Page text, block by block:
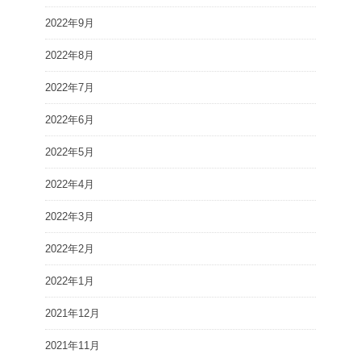
2022年9月
2022年8月
2022年7月
2022年6月
2022年5月
2022年4月
2022年3月
2022年2月
2022年1月
2021年12月
2021年11月